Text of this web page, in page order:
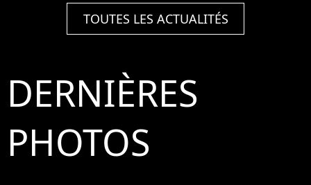
TOUTES LES ACTUALITÉS
DERNIÈRES
PHOTOS